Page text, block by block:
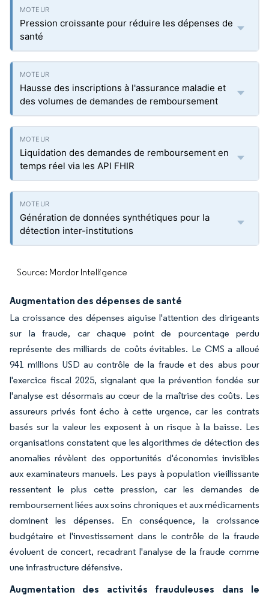
Pression croissante pour réduire les dépenses de
santé
Hausse des inscriptions à l'assurance maladie et
des volumes de demandes de remboursement
Liquidation des demandes de remboursement en
temps réel via les API FHIR
Génération de données synthétiques pour la
détection inter-institutions
Source: Mordor Intelligence
Augmentation des dépenses de santé
La croissance des dépenses aiguise l'attention des dirigeants
sur la fraude, car chaque point de pourcentage perdu
représente des milliards de coûts évitables. Le CMS a alloué
941 millions USD au contrôle de la fraude et des abus pour
l'exercice fiscal 2025, signalant que la prévention fondée sur
l'analyse est désormais au cœur de la maîtrise des coûts. Les
assureurs privés font écho à cette urgence, car les contrats
basés sur la valeur les exposent à un risque à la baisse. Les
organisations constatent que les algorithmes de détection des
anomalies révèlent des opportunités d'économies invisibles
aux examinateurs manuels. Les pays à population vieillissante
ressentent le plus cette pression, car les demandes de
remboursement liées aux soins chroniques et aux médicaments
dominent les dépenses. En conséquence, la croissance
budgétaire et l'investissement dans le contrôle de la fraude
évoluent de concert, recadrant l'analyse de la fraude comme
une infrastructure défensive.
Augmentation des activités frauduleuses dans le